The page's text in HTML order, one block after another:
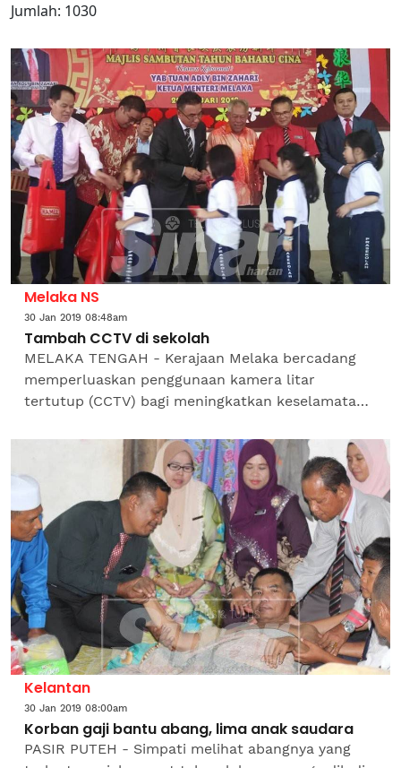
Jumlah: 1030
Melaka NS
30 Jan 2019 08:48am
Tambah CCTV di sekolah
MELAKA TENGAH - Kerajaan Melaka bercadang
memperluaskan penggunaan kamera litar
tertutup (CCTV) bagi meningkatkan keselamatan
Zahari berkata, beliau...
Kelantan
30 Jan 2019 08:00am
Korban gaji bantu abang, lima anak saudara
PASIR PUTEH - Simpati melihat abangnya yang